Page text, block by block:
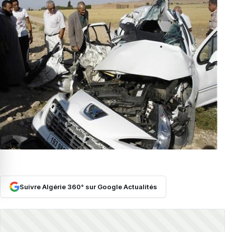
Suivre Algérie 360° sur Google Actualités